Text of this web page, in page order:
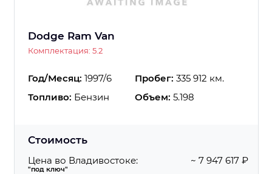
Dodge Ram Van
Комплектация: 5.2
Год/Месяц: 1997/6 Пробег: 335 912 км.
Топливо: Бензин Объем: 5.198
Стоимость
Цена во Владивостоке:
"под ключ"
~ 7 947 617 ₽